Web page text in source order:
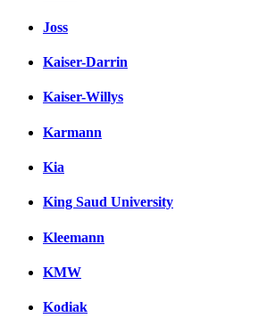
Joss
Kaiser-Darrin
Kaiser-Willys
Karmann
Kia
King Saud University
Kleemann
KMW
Kodiak